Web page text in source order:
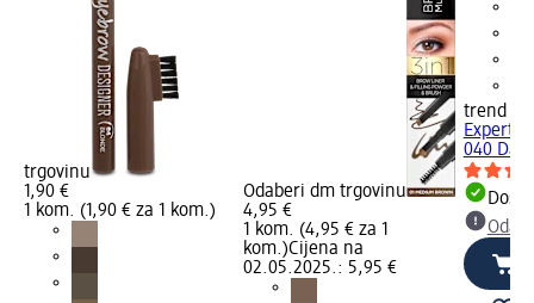
trgovinu
1,90 €
1 kom. (1,90 € za 1 kom.)
Odaberi dm trgovinu
4,95 €
1 kom. (4,95 € za 1
kom.)Cijena na
02.05.2025.: 5,95 €
trend !t
Expert
040